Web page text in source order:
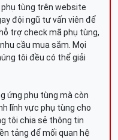
tùng trên website
đội ngũ tư vấn viên để
trợ check mã phụ tùng,
cầu mua sắm. Mọi
tôi đều có thể giải
ứng phụ tùng mà còn
lĩnh vực phụ tùng cho
tôi chia sẻ thông tin
tảng để mối quan hệ